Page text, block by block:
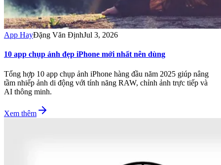
App HayĐặng Văn ĐịnhJul 3, 2026
10 app chụp ảnh đẹp iPhone mới nhất nên dùng
Tổng hợp 10 app chụp ảnh iPhone hàng đầu năm 2025 giúp nâng
tầm nhiếp ảnh di động với tính năng RAW, chỉnh ảnh trực tiếp và
AI thông minh.
Xem thêm